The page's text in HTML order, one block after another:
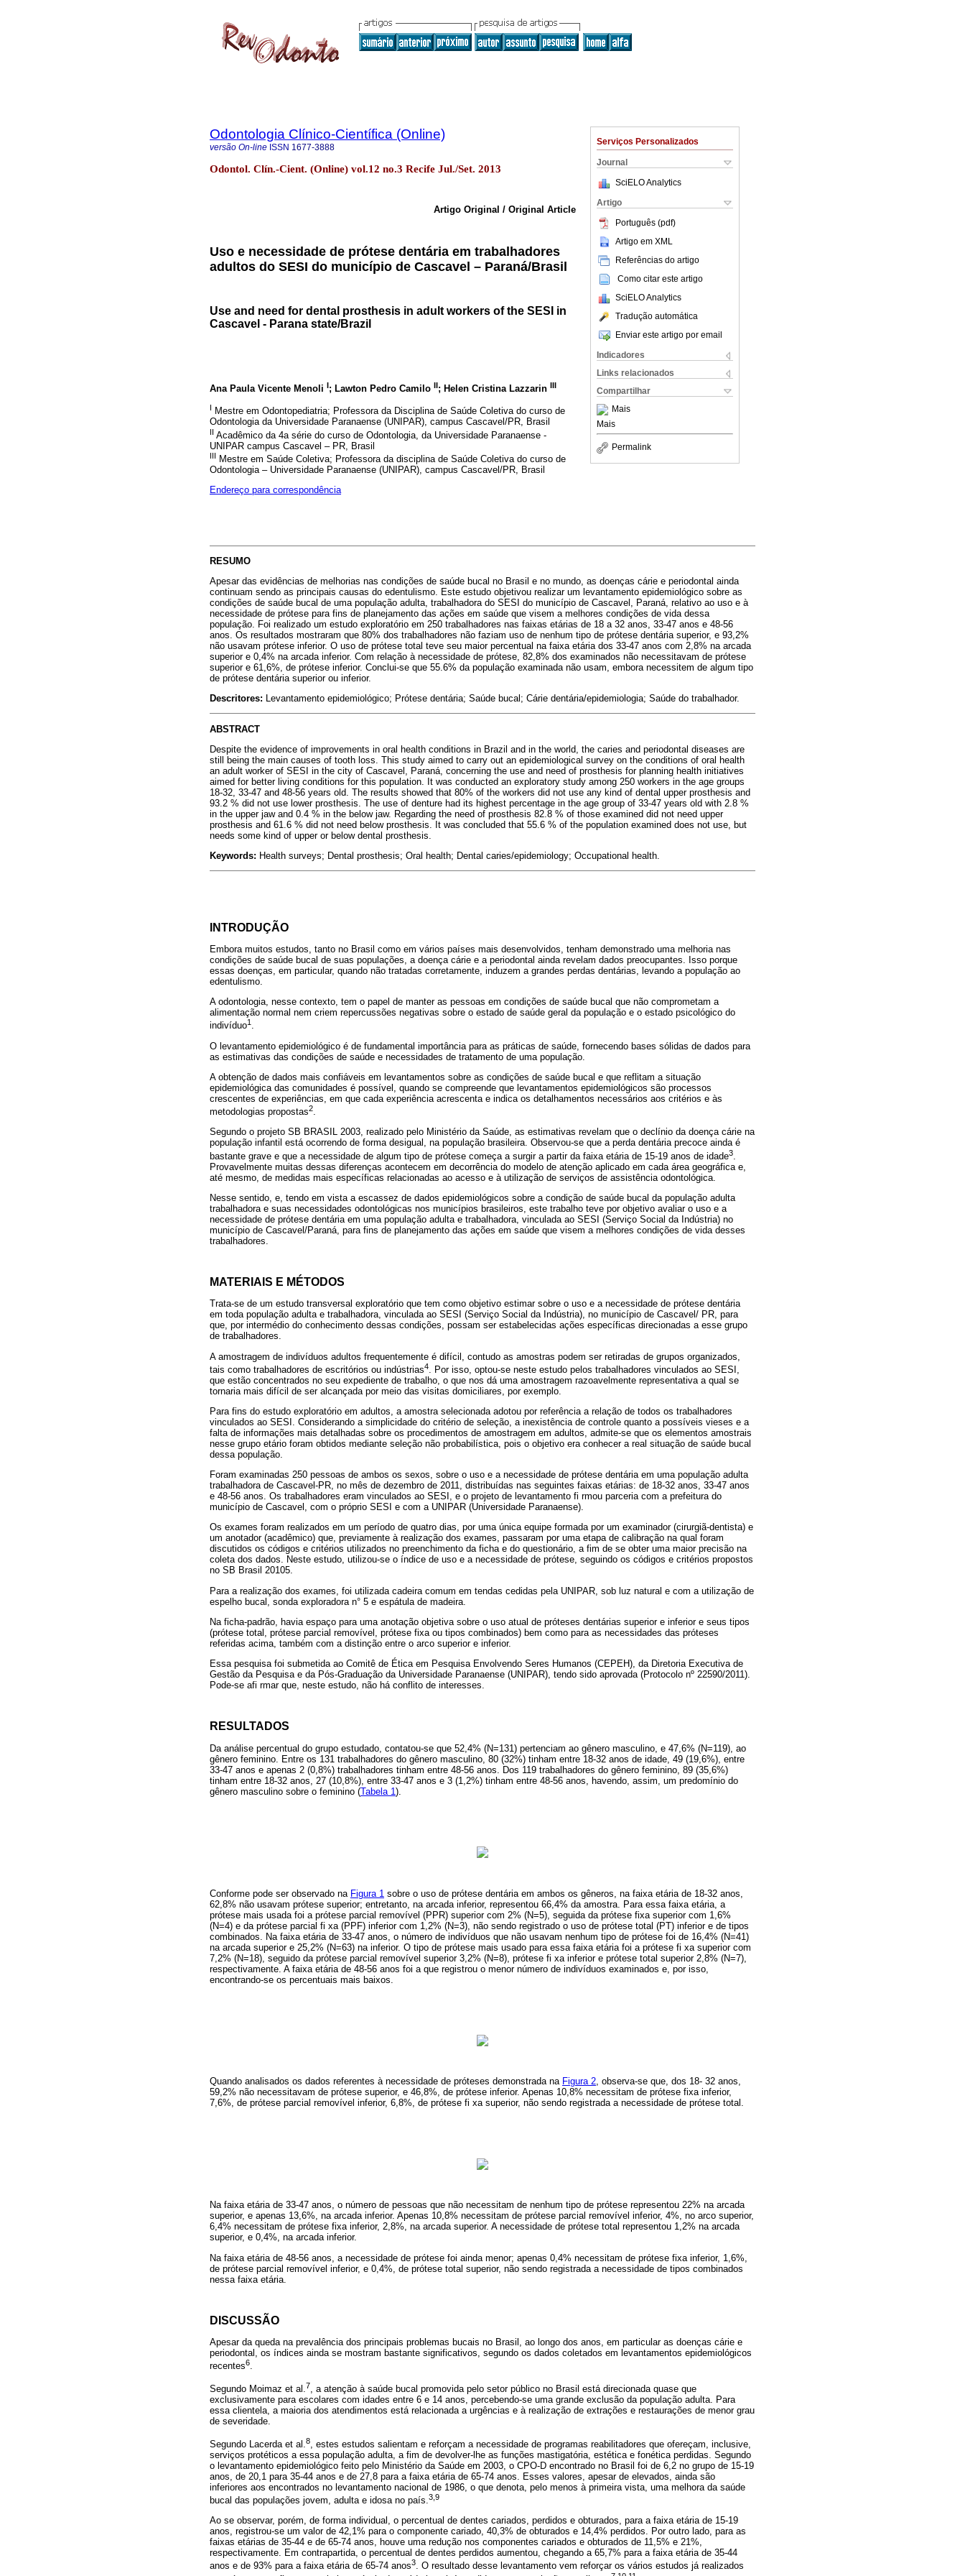
Serviços Personalizados
Journal
SciELO Analytics
Artigo
Português (pdf)
Artigo em XML
Referências do artigo
Como citar este artigo
SciELO Analytics
Tradução automática
Enviar este artigo por email
Indicadores
Links relacionados
Compartilhar
Mais
Mais
Permalink
Odontologia Clínico-Científica (Online)
versão On-line ISSN 1677-3888
Odontol. Clín.-Cient. (Online) vol.12 no.3 Recife Jul./Set. 2013
Artigo Original / Original Article
Uso e necessidade de prótese dentária em trabalhadores
adultos do SESI do município de Cascavel – Paraná/Brasil
Use and need for dental prosthesis in adult workers of the SESI in
Cascavel - Parana state/Brazil
Ana Paula Vicente Menoli I; Lawton Pedro Camilo II; Helen Cristina Lazzarin III
I Mestre em Odontopediatria; Professora da Disciplina de Saúde Coletiva do curso de
Odontologia da Universidade Paranaense (UNIPAR), campus Cascavel/PR, Brasil
II Acadêmico da 4a série do curso de Odontologia, da Universidade Paranaense -
UNIPAR campus Cascavel – PR, Brasil
III Mestre em Saúde Coletiva; Professora da disciplina de Saúde Coletiva do curso de
Odontologia – Universidade Paranaense (UNIPAR), campus Cascavel/PR, Brasil
Endereço para correspondência
RESUMO
Apesar das evidências de melhorias nas condições de saúde bucal no Brasil e no mundo, as doenças cárie e periodontal ainda
continuam sendo as principais causas do edentulismo. Este estudo objetivou realizar um levantamento epidemiológico sobre as
condições de saúde bucal de uma população adulta, trabalhadora do SESI do município de Cascavel, Paraná, relativo ao uso e à
necessidade de prótese para fins de planejamento das ações em saúde que visem a melhores condições de vida dessa
população. Foi realizado um estudo exploratório em 250 trabalhadores nas faixas etárias de 18 a 32 anos, 33-47 anos e 48-56
anos. Os resultados mostraram que 80% dos trabalhadores não faziam uso de nenhum tipo de prótese dentária superior, e 93,2%
não usavam prótese inferior. O uso de prótese total teve seu maior percentual na faixa etária dos 33-47 anos com 2,8% na arcada
superior e 0,4% na arcada inferior. Com relação à necessidade de prótese, 82,8% dos examinados não necessitavam de prótese
superior e 61,6%, de prótese inferior. Conclui-se que 55.6% da população examinada não usam, embora necessitem de algum tipo
de prótese dentária superior ou inferior.
Descritores: Levantamento epidemiológico; Prótese dentária; Saúde bucal; Cárie dentária/epidemiologia; Saúde do trabalhador.
ABSTRACT
Despite the evidence of improvements in oral health conditions in Brazil and in the world, the caries and periodontal diseases are
still being the main causes of tooth loss. This study aimed to carry out an epidemiological survey on the conditions of oral health
an adult worker of SESI in the city of Cascavel, Paraná, concerning the use and need of prosthesis for planning health initiatives
aimed for better living conditions for this population. It was conducted an exploratory study among 250 workers in the age groups
18-32, 33-47 and 48-56 years old. The results showed that 80% of the workers did not use any kind of dental upper prosthesis and
93.2 % did not use lower prosthesis. The use of denture had its highest percentage in the age group of 33-47 years old with 2.8 %
in the upper jaw and 0.4 % in the below jaw. Regarding the need of prosthesis 82.8 % of those examined did not need upper
prosthesis and 61.6 % did not need below prosthesis. It was concluded that 55.6 % of the population examined does not use, but
needs some kind of upper or below dental prosthesis.
Keywords: Health surveys; Dental prosthesis; Oral health; Dental caries/epidemiology; Occupational health.
INTRODUÇÃO
Embora muitos estudos, tanto no Brasil como em vários países mais desenvolvidos, tenham demonstrado uma melhoria nas
condições de saúde bucal de suas populações, a doença cárie e a periodontal ainda revelam dados preocupantes. Isso porque
essas doenças, em particular, quando não tratadas corretamente, induzem a grandes perdas dentárias, levando a população ao
edentulismo.
A odontologia, nesse contexto, tem o papel de manter as pessoas em condições de saúde bucal que não comprometam a
alimentação normal nem criem repercussões negativas sobre o estado de saúde geral da população e o estado psicológico do
indivíduo1 .
O levantamento epidemiológico é de fundamental importância para as práticas de saúde, fornecendo bases sólidas de dados para
as estimativas das condições de saúde e necessidades de tratamento de uma população.
A obtenção de dados mais confiáveis em levantamentos sobre as condições de saúde bucal e que reflitam a situação
epidemiológica das comunidades é possível, quando se compreende que levantamentos epidemiológicos são processos
crescentes de experiências, em que cada experiência acrescenta e indica os detalhamentos necessários aos critérios e às
metodologias propostas2.
Segundo o projeto SB BRASIL 2003, realizado pelo Ministério da Saúde, as estimativas revelam que o declínio da doença cárie na
população infantil está ocorrendo de forma desigual, na população brasileira. Observou-se que a perda dentária precoce ainda é
bastante grave e que a necessidade de algum tipo de prótese começa a surgir a partir da faixa etária de 15-19 anos de idade3
Provavelmente muitas dessas diferenças acontecem em decorrência do modelo de atenção aplicado em cada área geográfica e,
até mesmo, de medidas mais específicas relacionadas ao acesso e à utilização de serviços de assistência odontológica.
Nesse sentido, e, tendo em vista a escassez de dados epidemiológicos sobre a condição de saúde bucal da população adulta
trabalhadora e suas necessidades odontológicas nos municípios brasileiros, este trabalho teve por objetivo avaliar o uso e a
necessidade de prótese dentária em uma população adulta e trabalhadora, vinculada ao SESI (Serviço Social da Indústria) no
município de Cascavel/Paraná, para fins de planejamento das ações em saúde que visem a melhores condições de vida desses
trabalhadores.
MATERIAIS E MÉTODOS
Trata-se de um estudo transversal exploratório que tem como objetivo estimar sobre o uso e a necessidade de prótese dentária
em toda população adulta e trabalhadora, vinculada ao SESI (Serviço Social da Indústria), no município de Cascavel/ PR, para
que, por intermédio do conhecimento dessas condições, possam ser estabelecidas ações específicas direcionadas a esse grupo
de trabalhadores.
A amostragem de indivíduos adultos frequentemente é difícil, contudo as amostras podem ser retiradas de grupos organizados,
tais como trabalhadores de escritórios ou indústrias4
. Por isso, optou-se neste estudo pelos trabalhadores vinculados ao SESI,
que estão concentrados no seu expediente de trabalho, o que nos dá uma amostragem razoavelmente representativa a qual se
tornaria mais difícil de ser alcançada por meio das visitas domiciliares, por exemplo.
Para fins do estudo exploratório em adultos, a amostra selecionada adotou por referência a relação de todos os trabalhadores
vinculados ao SESI. Considerando a simplicidade do critério de seleção, a inexistência de controle quanto a possíveis vieses e a
falta de informações mais detalhadas sobre os procedimentos de amostragem em adultos, admite-se que os elementos amostrais
nesse grupo etário foram obtidos mediante seleção não probabilística, pois o objetivo era conhecer a real situação de saúde bucal
dessa população.
Foram examinadas 250 pessoas de ambos os sexos, sobre o uso e a necessidade de prótese dentária em uma população adulta
trabalhadora de Cascavel-PR, no mês de dezembro de 2011, distribuídas nas seguintes faixas etárias: de 18-32 anos, 33-47 anos
e 48-56 anos. Os trabalhadores eram vinculados ao SESI, e o projeto de levantamento fi rmou parceria com a prefeitura do
município de Cascavel, com o próprio SESI e com a UNIPAR (Universidade Paranaense).
Os exames foram realizados em um período de quatro dias, por uma única equipe formada por um examinador (cirurgiã-dentista) e
um anotador (acadêmico) que, previamente à realização dos exames, passaram por uma etapa de calibração na qual foram
discutidos os códigos e critérios utilizados no preenchimento da ficha e do questionário, a fim de se obter uma maior precisão na
coleta dos dados. Neste estudo, utilizou-se o índice de uso e a necessidade de prótese, seguindo os códigos e critérios propostos
no SB Brasil 20105.
Para a realização dos exames, foi utilizada cadeira comum em tendas cedidas pela UNIPAR, sob luz natural e com a utilização de
espelho bucal, sonda exploradora n° 5 e espátula de madeira.
Na ficha-padrão, havia espaço para uma anotação objetiva sobre o uso atual de próteses dentárias superior e inferior e seus tipos
(prótese total, prótese parcial removível, prótese fixa ou tipos combinados) bem como para as necessidades das próteses
referidas acima, também com a distinção entre o arco superior e inferior.
Essa pesquisa foi submetida ao Comitê de Ética em Pesquisa Envolvendo Seres Humanos (CEPEH), da Diretoria Executiva de
Gestão da Pesquisa e da Pós-Graduação da Universidade Paranaense (UNIPAR), tendo sido aprovada (Protocolo nº 22590/2011).
Pode-se afi rmar que, neste estudo, não há conflito de interesses.
RESULTADOS
Da análise percentual do grupo estudado, contatou-se que 52,4% (N=131) pertenciam ao gênero masculino, e 47,6% (N=119), ao
gênero feminino. Entre os 131 trabalhadores do gênero masculino, 80 (32%) tinham entre 18-32 anos de idade, 49 (19,6%), entre
33-47 anos e apenas 2 (0,8%) trabalhadores tinham entre 48-56 anos. Dos 119 trabalhadores do gênero feminino, 89 (35,6%)
tinham entre 18-32 anos, 27 (10,8%), entre 33-47 anos e 3 (1,2%) tinham entre 48-56 anos, havendo, assim, um predomínio do
gênero masculino sobre o feminino (Tabela 1).
Conforme pode ser observado na Figura 1 sobre o uso de prótese dentária em ambos os gêneros, na faixa etária de 18-32 anos,
62,8% não usavam prótese superior; entretanto, na arcada inferior, representou 66,4% da amostra. Para essa faixa etária, a
prótese mais usada foi a prótese parcial removível (PPR) superior com 2% (N=5), seguida da prótese fixa superior com 1,6%
(N=4) e da prótese parcial fi xa (PPF) inferior com 1,2% (N=3), não sendo registrado o uso de prótese total (PT) inferior e de tipos
combinados. Na faixa etária de 33-47 anos, o número de indivíduos que não usavam nenhum tipo de prótese foi de 16,4% (N=41)
na arcada superior e 25,2% (N=63) na inferior. O tipo de prótese mais usado para essa faixa etária foi a prótese fi xa superior com
7,2% (N=18), seguido da prótese parcial removível superior 3,2% (N=8), prótese fi xa inferior e prótese total superior 2,8% (N=7),
respectivamente. A faixa etária de 48-56 anos foi a que registrou o menor número de indivíduos examinados e, por isso,
encontrando-se os percentuais mais baixos.
Quando analisados os dados referentes à necessidade de próteses demonstrada na Figura 2, observa-se que, dos 18- 32 anos,
59,2% não necessitavam de prótese superior, e 46,8%, de prótese inferior. Apenas 10,8% necessitam de prótese fixa inferior,
7,6%, de prótese parcial removível inferior, 6,8%, de prótese fi xa superior, não sendo registrada a necessidade de prótese total.
Na faixa etária de 33-47 anos, o número de pessoas que não necessitam de nenhum tipo de prótese representou 22% na arcada
superior, e apenas 13,6%, na arcada inferior. Apenas 10,8% necessitam de prótese parcial removível inferior, 4%, no arco superior,
6,4% necessitam de prótese fixa inferior, 2,8%, na arcada superior. A necessidade de prótese total representou 1,2% na arcada
superior, e 0,4%, na arcada inferior.
Na faixa etária de 48-56 anos, a necessidade de prótese foi ainda menor; apenas 0,4% necessitam de prótese fixa inferior, 1,6%,
de prótese parcial removível inferior, e 0,4%, de prótese total superior, não sendo registrada a necessidade de tipos combinados
nessa faixa etária.
DISCUSSÃO
Apesar da queda na prevalência dos principais problemas bucais no Brasil, ao longo dos anos, em particular as doenças cárie e
periodontal, os índices ainda se mostram bastante significativos, segundo os dados coletados em levantamentos epidemiológicos
recentes6.
Segundo Moimaz et al.7, a atenção à saúde bucal promovida pelo setor público no Brasil está direcionada quase que
exclusivamente para escolares com idades entre 6 e 14 anos, percebendo-se uma grande exclusão da população adulta. Para
essa clientela, a maioria dos atendimentos está relacionada a urgências e à realização de extrações e restaurações de menor grau
de severidade.
Segundo Lacerda et al. 8
, estes estudos salientam e reforçam a necessidade de programas reabilitadores que ofereçam, inclusive,
serviços protéticos a essa população adulta, a fim de devolver-lhe as funções mastigatória, estética e fonética perdidas. Segundo
o levantamento epidemiológico feito pelo Ministério da Saúde em 2003, o CPO-D encontrado no Brasil foi de 6,2 no grupo de 15-19
anos, de 20,1 para 35-44 anos e de 27,8 para a faixa etária de 65-74 anos. Esses valores, apesar de elevados, ainda são
inferiores aos encontrados no levantamento nacional de 1986, o que denota, pelo menos à primeira vista, uma melhora da saúde
bucal das populações jovem, adulta e idosa no país. 3,9
Ao se observar, porém, de forma individual, o percentual de dentes cariados, perdidos e obturados, para a faixa etária de 15-19
anos, registrou-se um valor de 42,1% para o componente cariado, 40,3% de obturados e 14,4% perdidos. Por outro lado, para as
faixas etárias de 35-44 e de 65-74 anos, houve uma redução nos componentes cariados e obturados de 11,5% e 21%,
respectivamente. Em contrapartida, o percentual de dentes perdidos aumentou, chegando a 65,7% para a faixa etária de 35-44
anos e de 93% para a faixa etária de 65-74 anos3. O resultado desse levantamento vem reforçar os vários estudos já realizados